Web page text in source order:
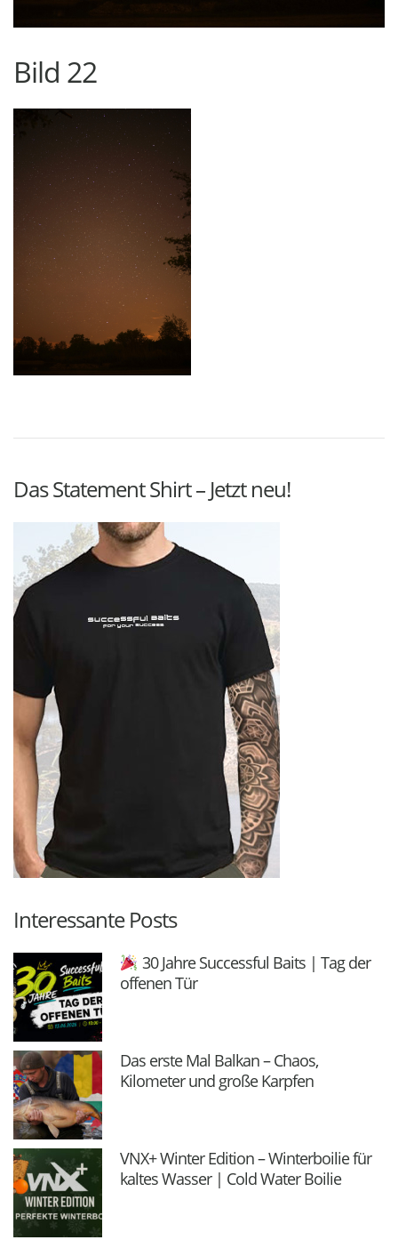
Bild 22
Das Statement Shirt – Jetzt neu!
Interessante Posts
30 Jahre Successful Baits | Tag der
offenen Tür
Das erste Mal Balkan – Chaos,
Kilometer und große Karpfen
VNX+ Winter Edition – Winterboilie für
kaltes Wasser | Cold Water Boilie